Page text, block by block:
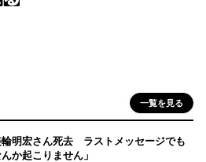
一覧を見る
明宏さん死去 ラストメッセージでも
か起こりません」